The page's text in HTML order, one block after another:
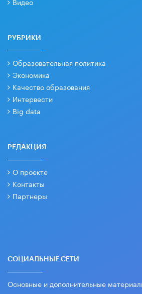
РУБРИКИ
Образовательная политика
Экономика
Качество образования
Интервести
Big data
РЕДАКЦИЯ
О проекте
Контакты
Партнеры
СОЦИАЛЬНЫЕ СЕТИ
Основные и дополнительные